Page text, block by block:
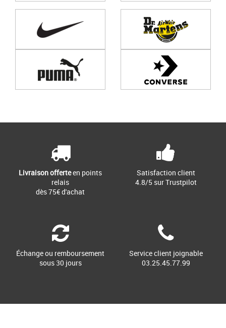
Livraison offerteen points
relais
dès 75€ d'achat
Satisfaction client
4.8/5 sur Trustpilot
Échange ou remboursement
sous 30 jours
Service client joignable
03.25.45.77.99